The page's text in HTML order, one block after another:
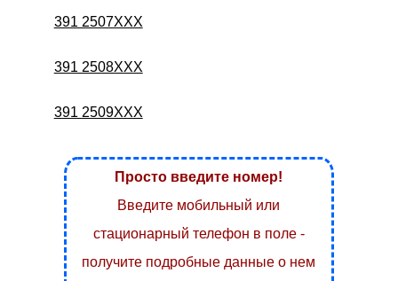
391 2507XXX
391 2508XXX
391 2509XXX
Просто введите номер!
Введите мобильный или
стационарный телефон в поле -
получите подробные данные о нем